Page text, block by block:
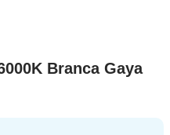
Branca Gaya